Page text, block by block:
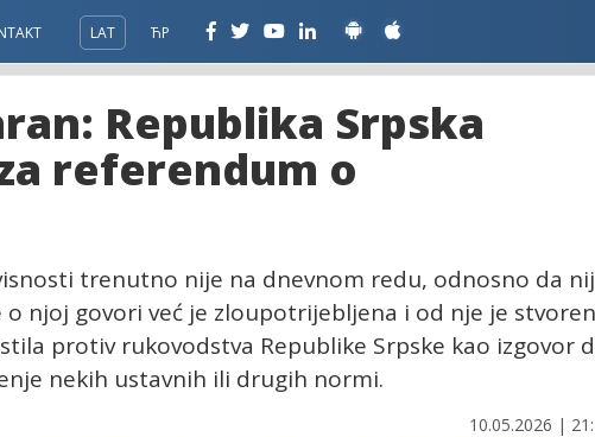
LAT ЋР
Republika Srpska
referendum o
trenutno nije na dnevnom redu, odnosno da
njoj govori već je zloupotrijebljena i od nje je
protiv rukovodstva Republike Srpske kao izgovor
nekih ustavnih ili drugih normi.
10.05.2026 |